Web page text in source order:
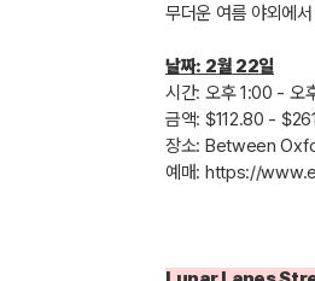
무더운 여름 야외에
날짜: 2월 22일
시간: 오후1:00 - 오
금액: $112.80 - $261
장소: Between
예매: https://